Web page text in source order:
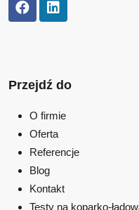
Przejdź do
O firmie
Oferta
Referencje
Blog
Kontakt
Testy na koparko-